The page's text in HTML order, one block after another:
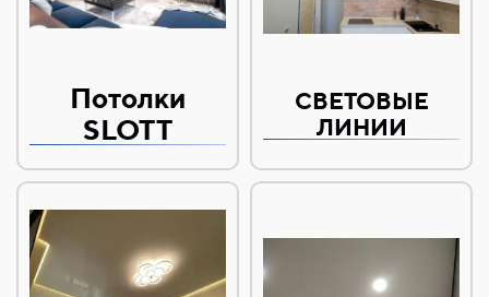
Потолки
SLOTT
СВЕТОВЫЕ
ЛИНИИ